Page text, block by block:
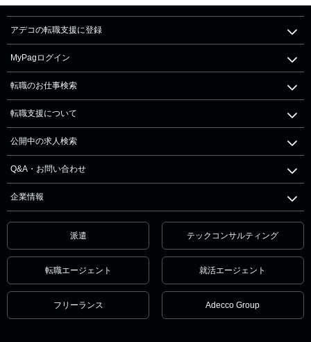
アデコの転職支援に登録
MyPagログイン
転職のお仕事検索
転職支援について
公開中の求人検索
Q&A・お問い合わせ
企業情報
派遣 テックコンサルティング
転職エージェント 就活エージェント
フリーランス Adecco Group